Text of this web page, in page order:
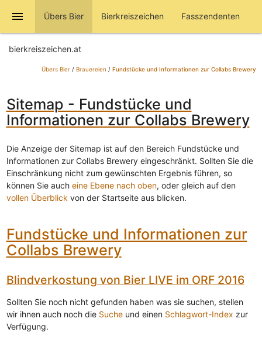
menu Übers Bier Bierkreiszeichen Fasszendenten
bierkreiszeichen.at
Übers Bier/ Brauereien / Fundstücke und Informationen zur Collabs Brewery
Sitemap - Fundstücke und
Informationen zur Collabs Brewery
Die Anzeige der Sitemap ist auf den Bereich Fundstücke und
Informationen zur Collabs Brewery eingeschränkt. Sollten Sie die
Einschränkung nicht zum gewünschten Ergebnis führen, so
können Sie auch eine Ebene nach oben, oder gleich auf den
vollen Überblick von der Startseite aus blicken.
Fundstücke und Informationen zur
Collabs Brewery
Blindverkostung von Bier LIVE im ORF 2016
Sollten Sie noch nicht gefunden haben was sie suchen, stellen
wir ihnen auch noch die Sucheund einen Schlagwort-Index zur
Verfügung.